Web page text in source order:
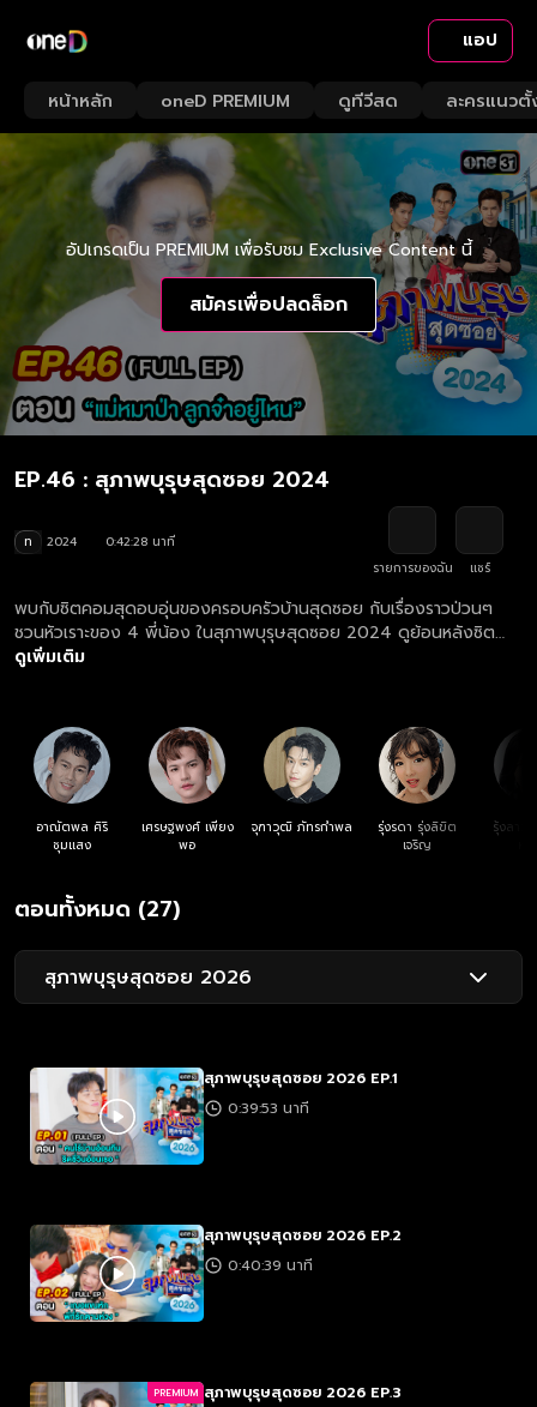
แอป
หน้าหลัก oneD PREMIUM ดูทีวีสด ละครแนวตั้
อัปเกรดเป็น PREMIUM เพื่อรับชม Exclusive Content นี้
สมัครเพื่อปลดล็อก
EP.46 : สุภาพบุรุษสุดซอย 2024
ท 2024
0:42:28 นาที
รายการของฉัน
แชร์
พบกับซิตคอมสุดอบอุ่นของครอบครัวบ้านสุดซอย กับเรื่องราวป่วนๆ
ชวนหัวเราะของ 4 พี่น้อง ในสุภาพบุรุษสุดซอย 2024 ดูย้อนหลังซิต
คอม สุภาพบุรุษสุดซอย 2024 ตอนล่าสุด ฟรี! ที่แรก ที่เดียว ทุกวันเสาร์
ดูเพิ่มเติม
อาณัตพล ศิริ
ชุมแสง
เศรษฐพงศ์ เพียง
พอ
จุฑาวุฒิ ภัทรกำพล
รุ่งรดา รุ่งลิขิต
เจริญ
รุ้งลาวั
ตอนทั้งหมด (27)
สุภาพบุรุษสุดซอย 2026
สุภาพบุรุษสุดซอย 2026 EP.1
0:39:53 นาที
สุภาพบุรุษสุดซอย 2026 EP.2
0:40:39 นาที
PREMIUM สุภาพบุรุษสุดซอย 2026 EP.3